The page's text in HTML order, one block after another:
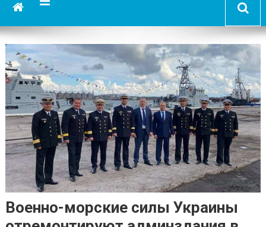
Военно-морские силы Украины